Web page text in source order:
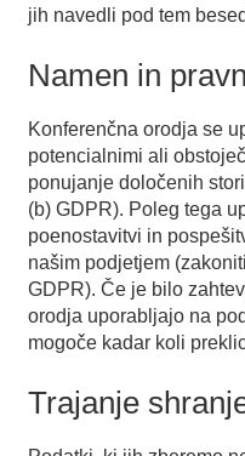
jih navedli pod tem
Namen in
Konferenčna orodja se
potencialnimi ali
ponujanje določenih
(b) GDPR). Poleg tega
poenostavitvi in
našim podjetjem
GDPR). Če je bilo
orodja uporabljajo na
mogoče kadar koli
Trajanje